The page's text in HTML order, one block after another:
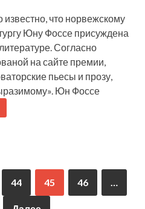
известно, что норвежскому
Юну Фоссе присуждена
Согласно
на сайте премии,
пьесы и прозу,
Юн Фоссе
44 45 46